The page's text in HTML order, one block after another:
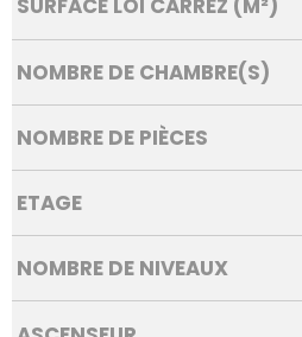
SURFACE LOI CARREZ (M²)
NOMBRE DE CHAMBRE(S)
NOMBRE DE PIÈCES
ETAGE
NOMBRE DE NIVEAUX